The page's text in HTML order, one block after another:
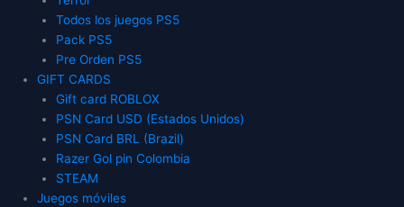
Todos los juegos PS5
Pack PS5
Pre Orden PS5
GIFT CARDS
Gift card ROBLOX
PSN Card USD (Estados Unidos)
PSN Card BRL (Brazil)
Razer Gol pin Colombia
STEAM
Juegos móviles